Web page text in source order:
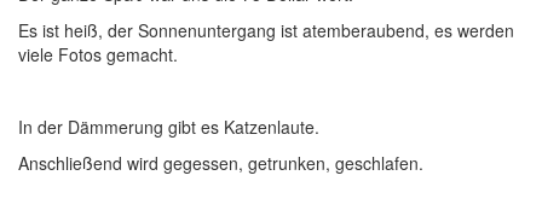
Es ist heiß, der Sonnenuntergang ist atemberaubend, es werden
viele Fotos gemacht.
In der Dämmerung gibt es Katzenlaute.
Anschließend wird gegessen, getrunken, geschlafen.